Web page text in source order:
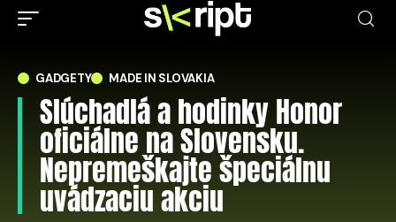
GADGETY MADE IN SLOVAKIA
Slúchadlá a hodinky Honor
oficiálne na Slovensku.
Nepremeškajte špeciálnu
uvádzaciu akciu